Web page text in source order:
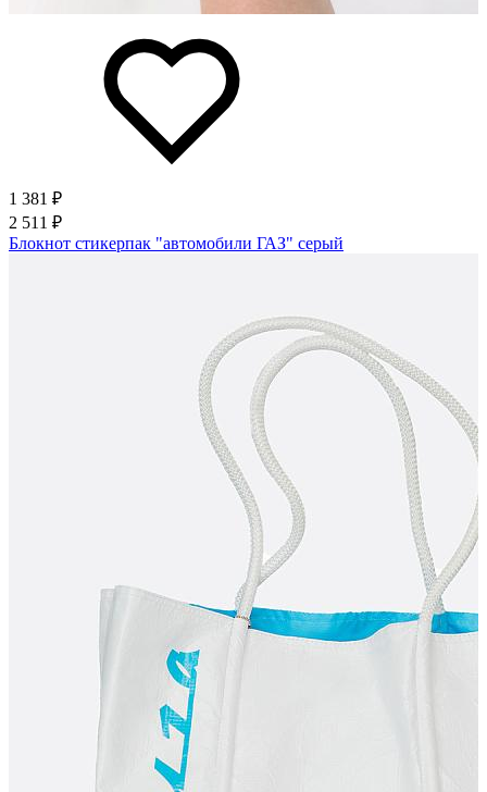
1 381 ₽
2 511 ₽
Блокнот стикерпак "автомобили ГАЗ" серый